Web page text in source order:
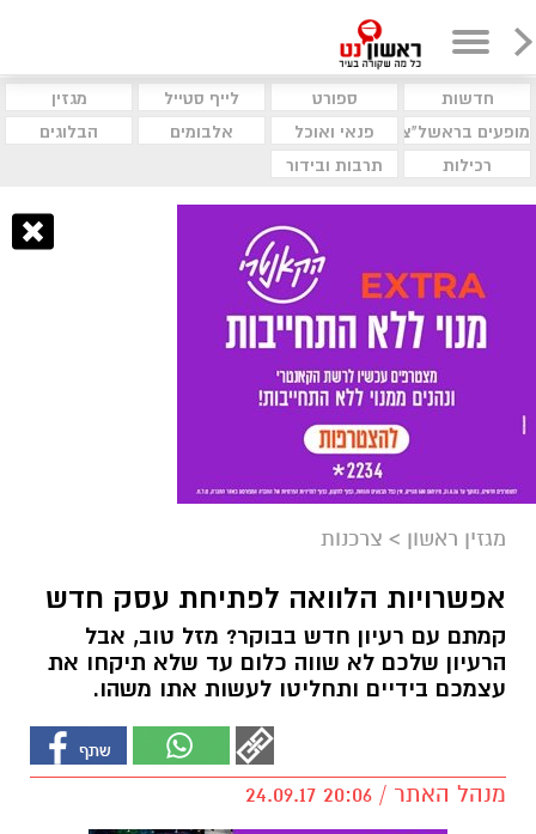
חדשות ספורט לייף סטייל
מגזין
מופעים בראשל"צ
פנאי ואוכל אלבומים
הבלוגים
רכילות
תרבות ובידור
מגזין ראשון > צרכנות
אפשרויות הלוואה לפתיחת עסק חדש
קמתם עם רעיון חדש בבוקר? מזל טוב, אבל
הרעיון שלכם לא שווה כלום עד שלא תיקחו את
עצמכם בידיים ותחליטו לעשות אתו משהו.
מנהל האתר / 20:06 24.09.17